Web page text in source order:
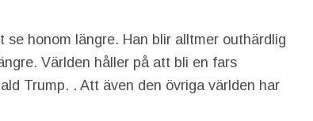
honom längre. Han blir alltmer outhärdlig
Världen håller på att bli en fars
Trump. . Att även den övriga världen har